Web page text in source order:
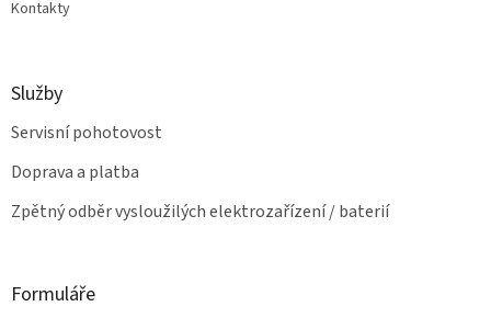
Kontakty
Služby
Servisní pohotovost
Doprava a platba
Zpětný odběr vysloužilých elektrozařízení / baterií
Formuláře